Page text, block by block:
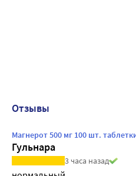
Отзывы
Магнерот 500 мг 100 шт.
Гульнара
3 часа назад